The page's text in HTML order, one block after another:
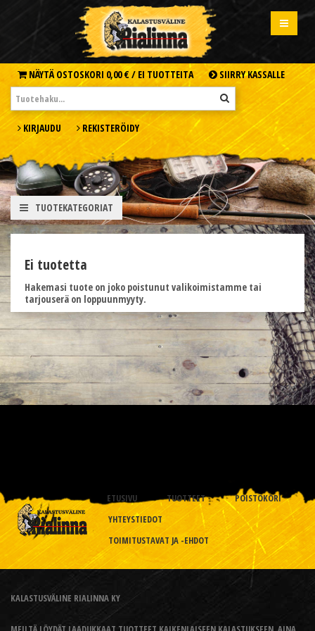
NÄYTÄ OSTOSKORI 0,00 € / EI TUOTTEITA SIIRRY KASSALLE
KIRJAUDU REKISTERÖIDY
TUOTEKATEGORIAT
Ei tuotetta
Hakemasi tuote on joko poistunut valikoimistamme tai
tarjouserä on loppuunmyyty.
ETUSIVU TUOTTEET
POISTOKORI
YHTEYSTIEDOT
TOIMITUSTAVAT JA -EHDOT
KALASTUSVÄLINE RIALINNA KY